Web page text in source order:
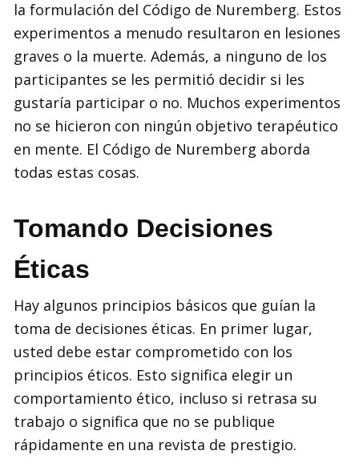
la formulación del Código de Nuremberg. Estos
experimentos a menudo resultaron en lesiones
graves o la muerte. Además, a ninguno de los
participantes se les permitió decidir si les
gustaría participar o no. Muchos experimentos
no se hicieron con ningún objetivo terapéutico
en mente. El Código de Nuremberg aborda
todas estas cosas.
Tomando Decisiones
Éticas
Hay algunos principios básicos que guían la
toma de decisiones éticas. En primer lugar,
usted debe estar comprometido con los
principios éticos. Esto significa elegir un
comportamiento ético, incluso si retrasa su
trabajo o significa que no se publique
rápidamente en una revista de prestigio.